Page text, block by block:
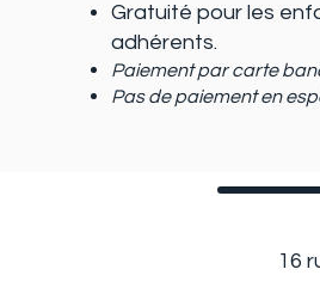
Gratuité pour les
adhérents.
Paiement par carte
Pas de paiement en
16